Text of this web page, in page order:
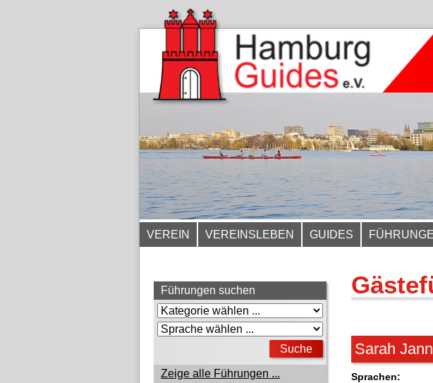
VEREIN VEREINSLEBEN GUIDES
Sarah
Sprachen:
Führungen suchen
Zeige alle Führungen ...